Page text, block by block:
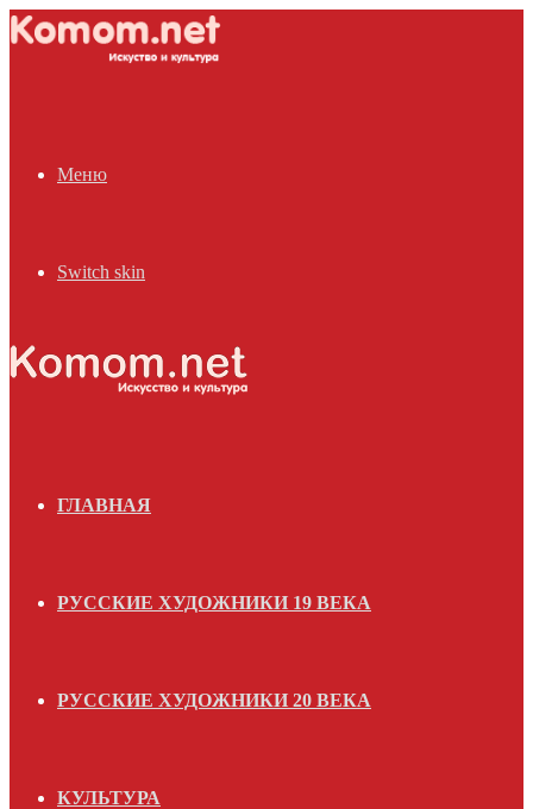
Меню
Switch skin
ГЛАВНАЯ
РУССКИЕ ХУДОЖНИКИ 19 ВЕКА
РУССКИЕ ХУДОЖНИКИ 20 ВЕКА
КУЛЬТУРА